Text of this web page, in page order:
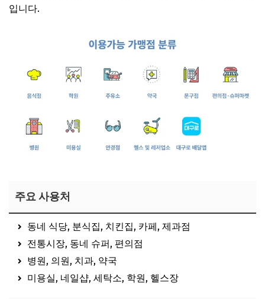
입니다.
주요 사용처
동네 식당, 분식집, 치킨집, 카페, 제과점
전통시장, 동네 슈퍼, 편의점
병원, 의원, 치과, 약국
미용실, 네일샵, 세탁소, 학원, 헬스장